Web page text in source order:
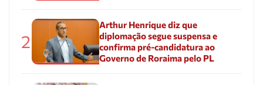
2
Arthur Henrique diz que
diplomação segue suspensa e
confirma pré-candidatura ao
Governo de Roraima pelo PL